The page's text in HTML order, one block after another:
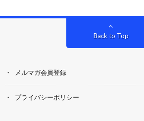
Back to Top
メルマガ会員登録
プライバシーポリシー